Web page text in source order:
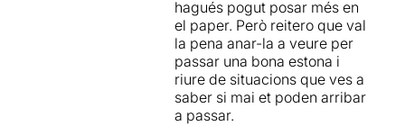
"propietat" de la parella
que conviu amb nosaltres.
... però també temes menys
profunds com la feixuga
"feinada" de portar als fills a
fer activitats extraescolars,
hagués pogut posar més en
el paper. Però reitero que val
la pena anar-la a veure per
passar una bona estona i
riure de situacions que ves a
saber si mai et poden arribar
a passar.